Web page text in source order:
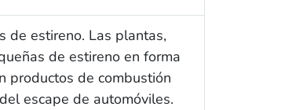
de estireno. Las plantas,
de estireno en forma
productos de combustión
escape de automóviles.